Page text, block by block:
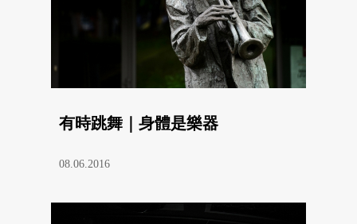
有時跳舞｜身體是樂器
08.06.2016